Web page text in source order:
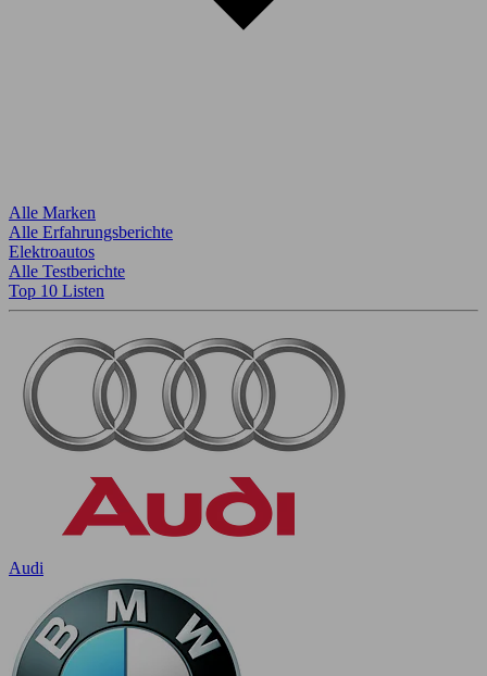
Alle Marken
Alle Erfahrungsberichte
Elektroautos
Alle Testberichte
Top 10 Listen
Audi